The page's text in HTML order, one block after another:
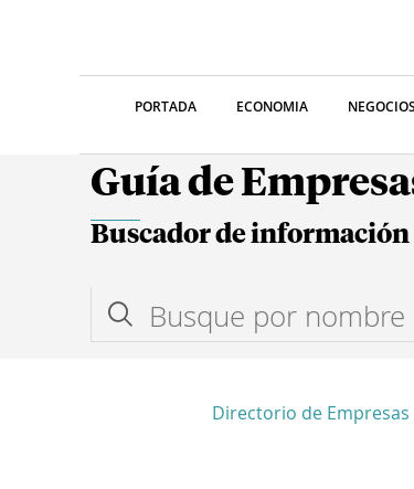
PORTADA ECONOMIA NEGOCIOS
Guía de
Buscador de información
Directorio de Empresas